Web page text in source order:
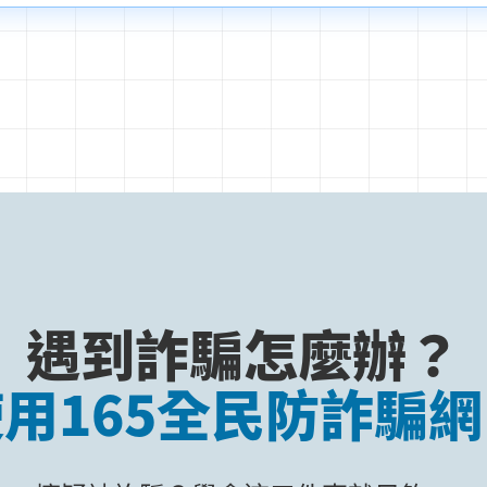
遇到詐騙怎麼辦？
165全民防詐騙